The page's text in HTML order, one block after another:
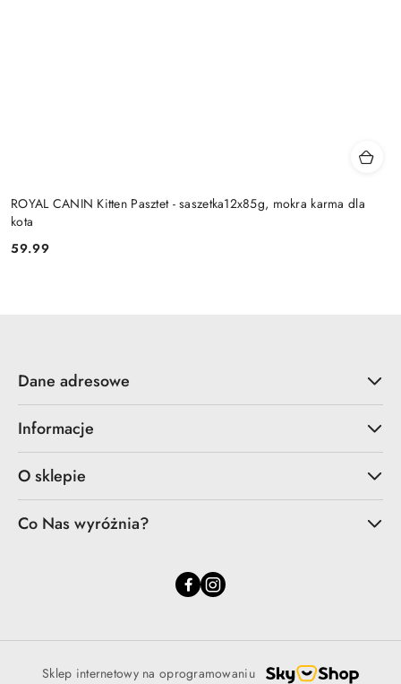
ROYAL CANIN Kitten Pasztet - saszetka12x85g, mokra karma dla
kota
Cena:
59.99
Dane adresowe
Informacje
O sklepie
Co Nas wyróżnia?
Sklep internetowy na oprogramowaniu